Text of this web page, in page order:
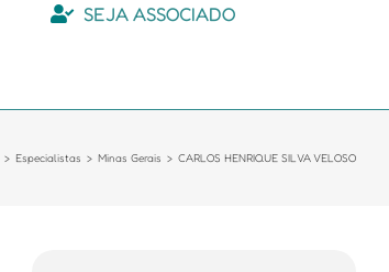
SEJA ASSOCIADO
Especialistas Minas Gerais CARLOS HENRIQUE SILVA VELOSO